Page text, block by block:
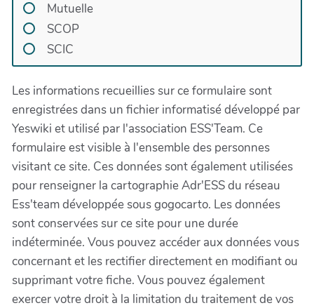
Mutuelle
SCOP
SCIC
Les informations recueillies sur ce formulaire sont
enregistrées dans un fichier informatisé développé par
Yeswiki et utilisé par l'association ESS'Team. Ce
formulaire est visible à l'ensemble des personnes
visitant ce site. Ces données sont également utilisées
pour renseigner la cartographie Adr'ESS du réseau
Ess'team développée sous gogocarto. Les données
sont conservées sur ce site pour une durée
indéterminée. Vous pouvez accéder aux données vous
concernant et les rectifier directement en modifiant ou
supprimant votre fiche. Vous pouvez également
exercer votre droit à la limitation du traitement de vos